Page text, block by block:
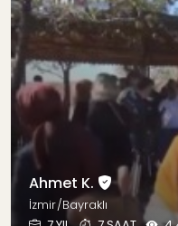
Ahmet K.
İzmir/Bayraklı